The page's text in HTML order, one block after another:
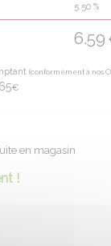
5.50 %
6.59
(conformément à nos
€
en magasin
!